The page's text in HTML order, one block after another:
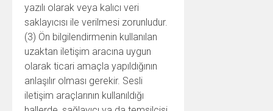
yazılı olarak veya kalıcı veri
saklayıcısı ile verilmesi zorunludur.
(3) Ön bilgilendirmenin kullanılan
uzaktan iletişim aracına uygun
olarak ticari amaçla yapıldığının
anlaşılır olması gerekir. Sesli
iletişim araçlarının kullanıldığı